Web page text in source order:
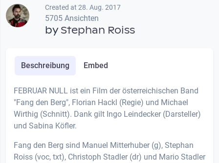
Created at 28. Aug. 2017
5705 Ansichten
byStephan Roiss
Beschreibung Embed
FEBRUAR NULL ist ein Film der österreichischen Band
"Fang den Berg", Florian Hackl (Regie) und Michael
Wirthig (Schnitt). Dank gilt Ingo Leindecker (Darsteller)
und Sabina Köfler.
Fang den Berg sind Manuel Mitterhuber (g), Stephan
Roiss (voc, txt), Christoph Stadler (dr) und Mario Stadler